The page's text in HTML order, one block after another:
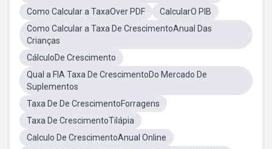
Como Calcular a TaxaOver PDF
CalcularO PIB
Como Calcular a Taxa De CrescimentoAnual Das
Crianças
CálculoDe Crescimento
Qual a FIA Taxa De CrescimentoDo Mercado De
Suplementos
Taxa De De CrescimentoForragens
Taxa De CrescimentoTilápia
Calculo De CrescimentoAnual Online